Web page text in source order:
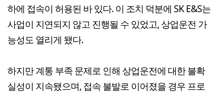
하에 접속이 허용된 바 있다. 이 조치 덕분에 SK E&S는
사업이 지연되지 않고 진행될 수 있었고, 상업운전 가
능성도 열리게 됐다.
하지만 계통 부족 문제로 인해 상업운전에 대한 불확
실성이 지속됐으며, 접속 불발로 이어졌을 경우 프로